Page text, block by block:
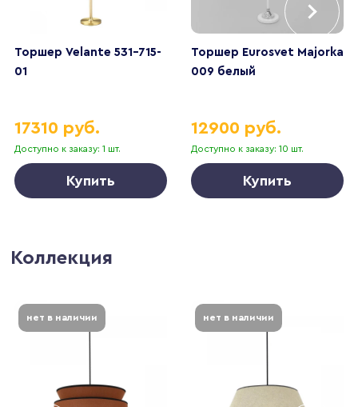
Торшер Velante 531-715-
01
Доступно к заказу: 1 шт.
17310 руб.
Купить
Торшер Eurosvet Majorka
009 белый
Доступно к заказу: 10 шт.
12900 руб.
Купить
Коллекция
нет в наличии нет в наличии